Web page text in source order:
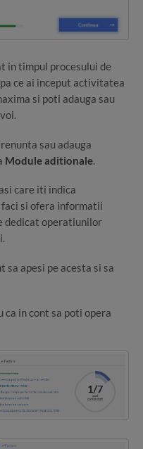
in timpul procesului de
ce ai inceput activitatea
si poti adauga sau
sau adauga
Module aditionale.
care iti indica
si ofera informatii
dedicat operatiunilor
sa apesi pe acesta si sa
in cont sa poti opera